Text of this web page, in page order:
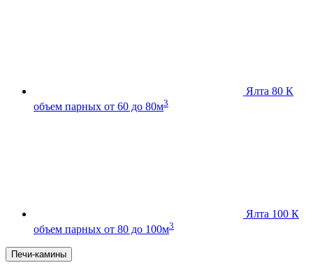
Ялта 80 К
объем парных от 60 до 80м3
Ялта 100 К
объем парных от 80 до 100м3
Печи-камины